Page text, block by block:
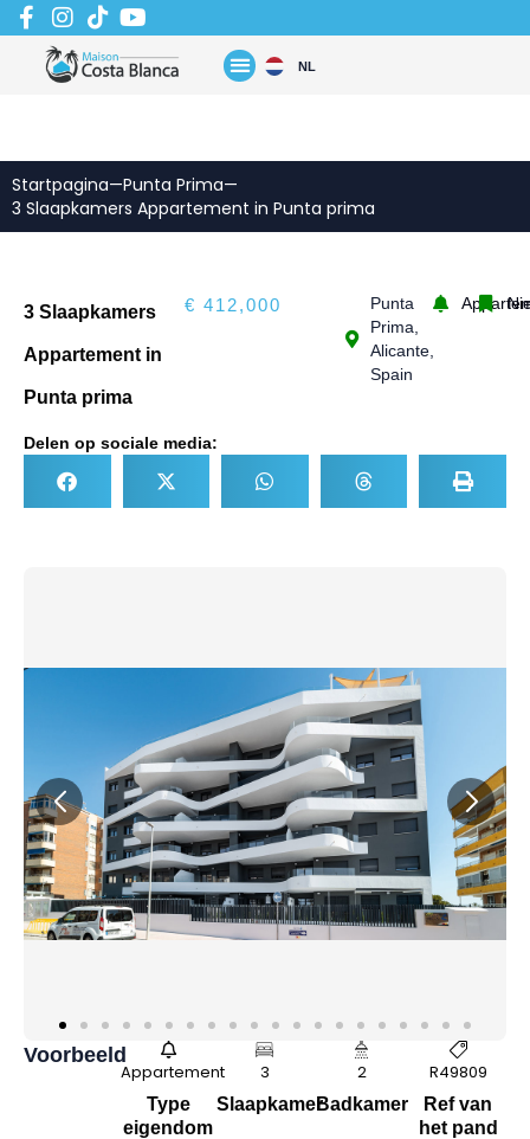
Zum
Inhalt
springen
NL
Startpagina—Punta Prima—
3 Slaapkamers Appartement in Punta prima
3 Slaapkamers
Appartement in
Punta prima
€ 412,000
Punta
Prima,
Alicante,
Spain
Delen op sociale media:
Voorbeeld
Appartement
Type
eigendom
3
Slaapkamer
2
Badkamer
R49809
Ref van
het pand